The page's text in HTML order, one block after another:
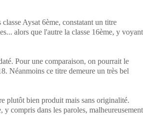
Aysat 6ème, constatant un titre
alors que l'autre la classe 16ème, y voyant
Pour une comparaison, on pourrait le
Néanmoins ce titre demeure un très bel
plutôt bien produit mais sans originalité.
compris dans les paroles, malheureusement